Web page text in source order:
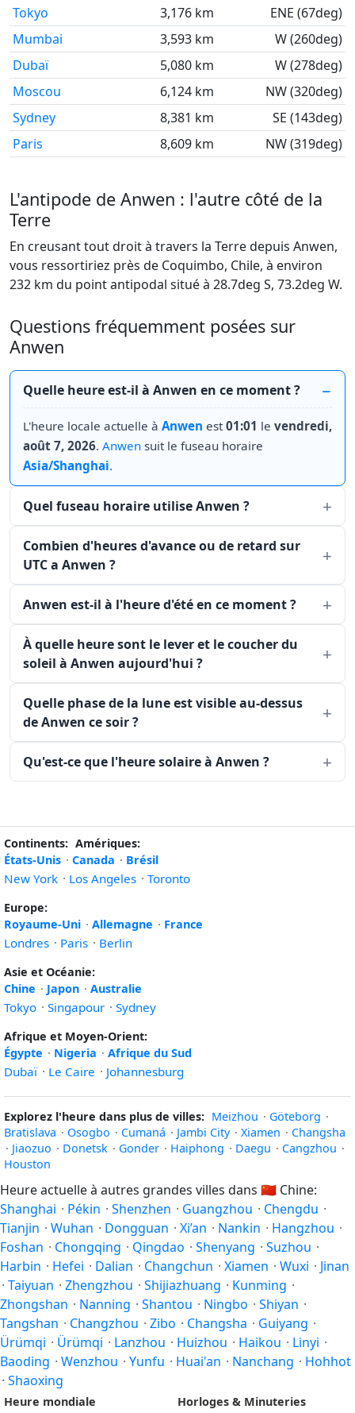
Tokyo 3,176 km
ENE (67deg)
Mumbai
3,593 km
W (260deg)
Dubaï
5,080 km
W (278deg)
Moscou
6,124 km
NW (320deg)
Sydney
8,381 km
SE (143deg)
Paris
8,609 km NW (319deg)
L'antipode de Anwen : l'autre côté de la
Terre
En creusant tout droit à travers la Terre depuis Anwen,
vous ressortiriez près de Coquimbo, Chile, à environ
232 km du point antipodal situé à 28.7deg S, 73.2deg W.
Questions fréquemment posées sur
Anwen
Quelle heure est-il à Anwen en ce moment ?
L'heure locale actuelle à Anwen est01:01 le vendredi,
août 7, 2026. Anwen suit le fuseau horaire
Asia/Shanghai.
Quel fuseau horaire utilise Anwen ?
Combien d'heures d'avance ou de retard sur
UTC a Anwen ?
Anwen est-il à l'heure d'été en ce moment ?
À quelle heure sont le lever et le coucher du
soleil à Anwen aujourd'hui ?
Quelle phase de la lune est visible au-dessus
de Anwen ce soir ?
Qu'est-ce que l'heure solaire à Anwen ?
Continents: Amériques:
États-Unis · Canada · Brésil
New York · Los Angeles · Toronto
Europe:
Royaume-Uni · Allemagne · France
Londres · Paris · Berlin
Asie et Océanie:
Chine · Japon · Australie
Tokyo · Singapour · Sydney
Afrique et Moyen-Orient:
Égypte · Nigeria · Afrique du Sud
Dubaï · Le Caire · Johannesburg
Explorez l'heure dans plus de villes: Meizhou · Göteborg ·
Bratislava · Osogbo · Cumaná · Jambi City · Xiamen · Changsha
· Jiaozuo · Donetsk · Gonder · Haiphong · Daegu · Cangzhou ·
Houston
Heure actuelle à autres grandes villes dans 🇨🇳 Chine:
Shanghai · Pékin · Shenzhen · Guangzhou · Chengdu ·
Tianjin · Wuhan · Dongguan · Xi’an · Nankin · Hangzhou ·
Foshan · Chongqing · Qingdao · Shenyang · Suzhou ·
Harbin · Hefei · Dalian · Changchun · Xiamen · Wuxi · Jinan
· Taiyuan · Zhengzhou · Shijiazhuang · Kunming ·
Zhongshan · Nanning · Shantou · Ningbo · Shiyan ·
Tangshan · Changzhou · Zibo · Changsha · Guiyang ·
Ürümqi · Ürümqi · Lanzhou · Huizhou · Haikou · Linyi ·
Baoding · Wenzhou · Yunfu · Huai'an · Nanchang · Hohhot
· Shaoxing
Heure mondiale
Horloges & Minuteries